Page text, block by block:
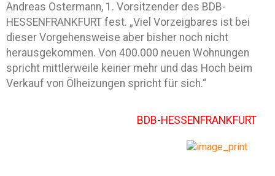
Andreas Ostermann, 1. Vorsitzender des BDB-
HESSENFRANKFURT fest. „Viel Vorzeigbares ist bei
dieser Vorgehensweise aber bisher noch nicht
herausgekommen. Von 400.000 neuen Wohnungen
spricht mittlerweile keiner mehr und das Hoch beim
Verkauf von Ölheizungen spricht für sich.“
BDB-HESSENFRANKFURT